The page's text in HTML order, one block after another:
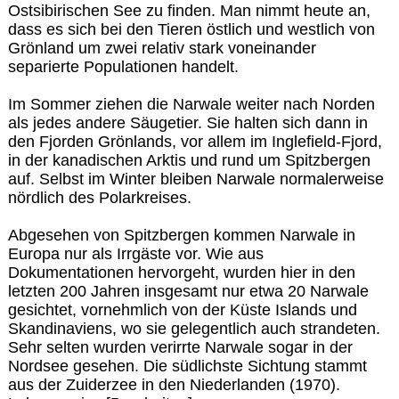
Ostsibirischen See zu finden. Man nimmt heute an,
dass es sich bei den Tieren östlich und westlich von
Grönland um zwei relativ stark voneinander
separierte Populationen handelt.
Im Sommer ziehen die Narwale weiter nach Norden
als jedes andere Säugetier. Sie halten sich dann in
den Fjorden Grönlands, vor allem im Inglefield-Fjord,
in der kanadischen Arktis und rund um Spitzbergen
auf. Selbst im Winter bleiben Narwale normalerweise
nördlich des Polarkreises.
Abgesehen von Spitzbergen kommen Narwale in
Europa nur als Irrgäste vor. Wie aus
Dokumentationen hervorgeht, wurden hier in den
letzten 200 Jahren insgesamt nur etwa 20 Narwale
gesichtet, vornehmlich von der Küste Islands und
Skandinaviens, wo sie gelegentlich auch strandeten.
Sehr selten wurden verirrte Narwale sogar in der
Nordsee gesehen. Die südlichste Sichtung stammt
aus der Zuiderzee in den Niederlanden (1970).